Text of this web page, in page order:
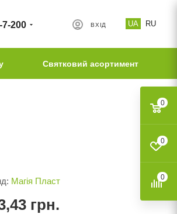
UA RU
ВХІД
7-200
Святковий асортимент
Магія Пласт
грн.
0
0
0